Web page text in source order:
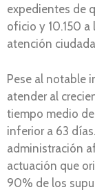
expedientes de
oficio y 10.150
atención
Pese al notable
atender al
tiempo medio
inferior a 63
administración
actuación que
90% de los